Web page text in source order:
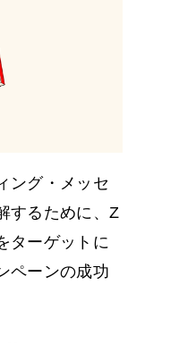
ング・メッセ
するために、Z
ターゲットに
ペーンの成功